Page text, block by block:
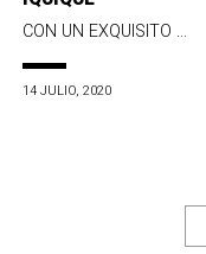
CON UN EXQUISITO ...
14 JULIO, 2020